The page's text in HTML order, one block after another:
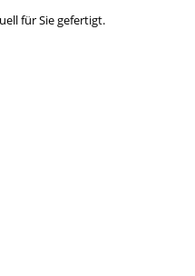
für Sie gefertigt.